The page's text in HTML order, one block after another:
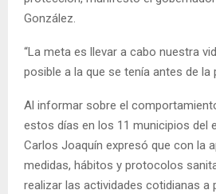
González.
“La meta es llevar a cabo nuestra
posible a la que se tenía antes de la
Al informar sobre el
estos días en los 11 municipios del
Carlos Joaquín expresó que con la
medidas, hábitos y protocolos
realizar las actividades cotidianas a